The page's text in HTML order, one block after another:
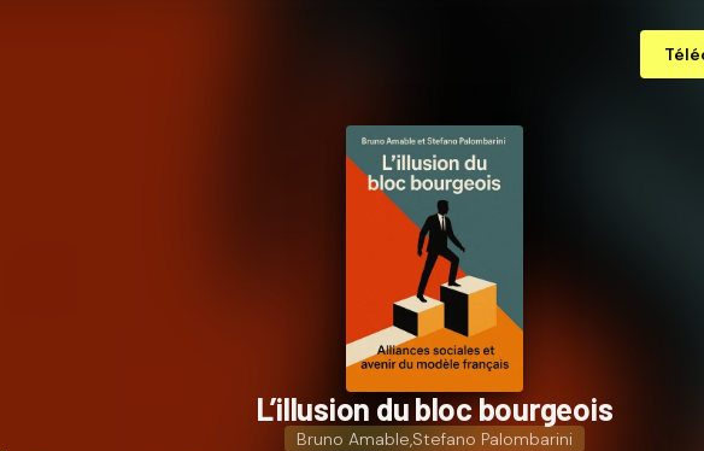
L’illusion du bloc bourgeois
Bruno Amable Stefano Palombarini